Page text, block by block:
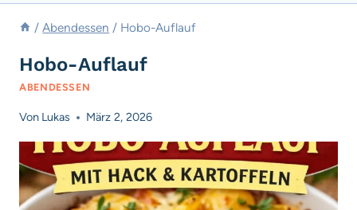
/ Abendessen / Hobo-Auflauf
Hobo-Auflauf
ABENDESSEN
Von Lukas März 2, 2026